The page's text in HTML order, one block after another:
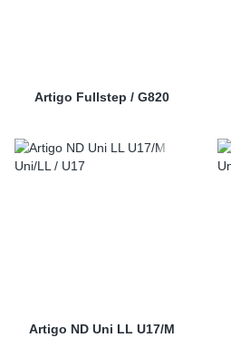
Artigo Fullstep / G820
Artigo ND Uni LL U17/M